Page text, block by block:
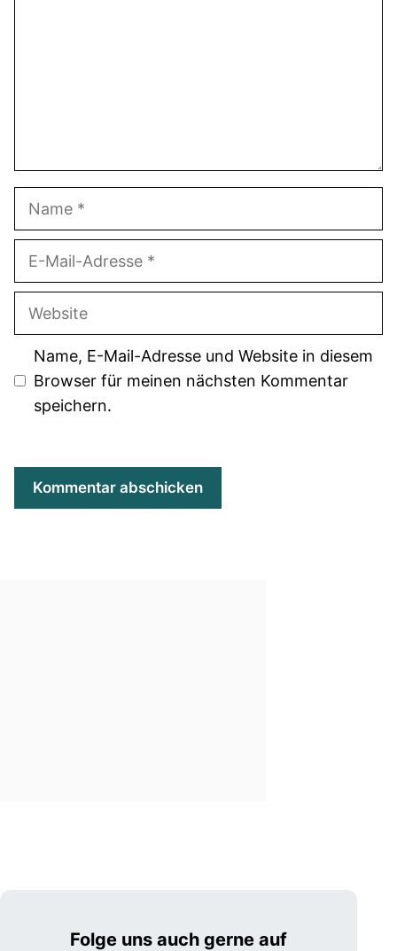
Website
Name, E-Mail-Adresse und Website in diesem
Browser für meinen nächsten Kommentar
speichern.
Folge uns auch gerne auf